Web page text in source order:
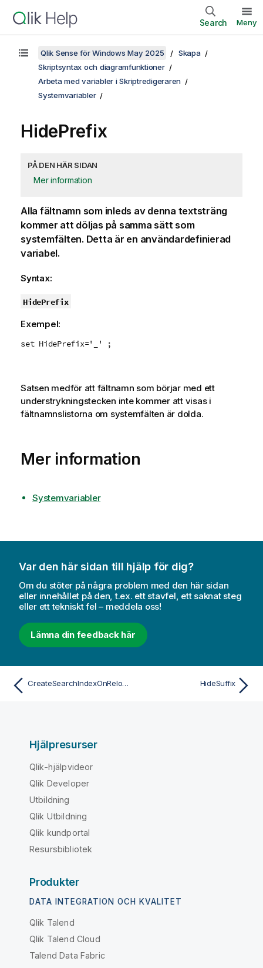
Search Meny
Qlik Sense för Windows May 2025
Skapa
Skriptsyntax och diagramfunktioner
Arbeta med variabler i Skriptredigeraren
Systemvariabler
HidePrefix
PÅ DEN HÄR SIDAN
Mer information
Alla fältnamn som inleds av denna textsträng
kommer att döljas på samma sätt som
systemfälten. Detta är en användardefinierad
variabel.
Syntax:
HidePrefix
Exempel:
set HidePrefix='_' ;
Satsen medför att fältnamn som börjar med ett
understrykningstecken inte kommer att visas i
fältnamnslistorna om systemfälten är dolda.
Mer information
Systemvariabler
Var den här sidan till hjälp för dig?
Om du stöter på några problem med den här sidan
eller innehållet på den, t.ex. ett stavfel, ett saknat steg
eller ett tekniskt fel – meddela oss!
Lämna din feedback här
CreateSearchIndexOnReload HideSuffix
Hjälpresurser
Qlik-hjälpvideor
Qlik Developer
Utbildning
Qlik Utbildning
Qlik kundportal
Resursbibliotek
Produkter
DATA INTEGRATION OCH KVALITET
Qlik Talend
Qlik Talend Cloud
Talend Data Fabric